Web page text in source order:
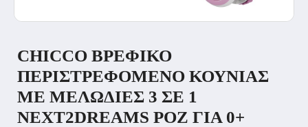
CHICCO ΒΡΕΦΙΚΌ
ΠΕΡΙΣΤΡΕΦΌΜΕΝΟ ΚΟΎΝΙΑΣ
ΜΕ ΜΕΛΩΔΊΕΣ 3 ΣΕ 1
NEXT2DREAMS ΡΟΖ ΓΙΑ 0+